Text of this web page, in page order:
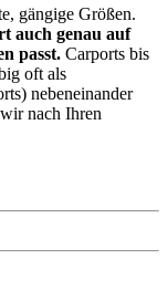
gängige Größen.
auch genau auf
passt. Carports bis
oft als
nebeneinander
nach Ihren